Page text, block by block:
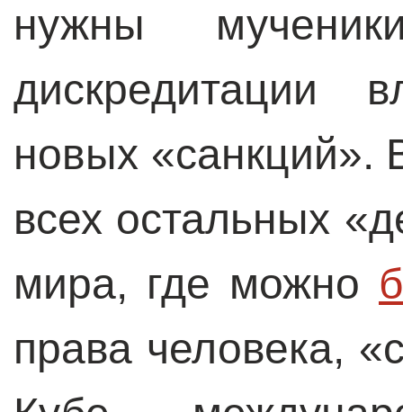
нужны
дискредитации
новых «санкций».
всех остальных
мира, где можно
права человека,